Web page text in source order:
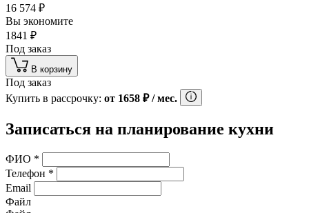
16 574 ₽
Вы экономите
1841 ₽
Под заказ
В корзину
Под заказ
Купить в рассрочку: от 1658 ₽/ мес.
Записаться на планирование кухни
ФИО *
Телефон *
Email
Файл